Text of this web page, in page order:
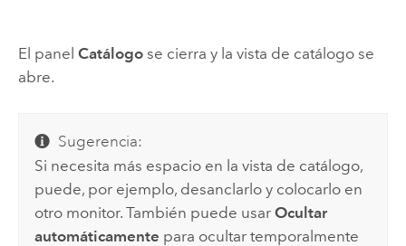
El panel Catálogose cierra y la vista de catálogo se
abre.
Sugerencia:
Si necesita más espacio en la vista de catálogo,
puede, por ejemplo, desanclarlo y colocarlo en
otro monitor. También puede usarOcultar
automáticamente para ocultar temporalmente